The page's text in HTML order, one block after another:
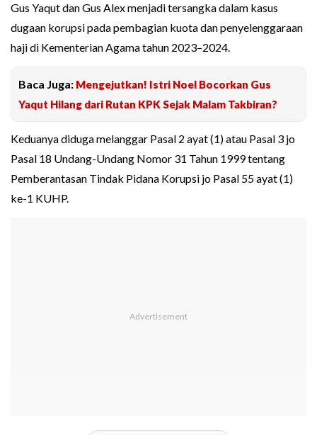
Gus Yaqut dan Gus Alex menjadi tersangka dalam kasus
dugaan korupsi pada pembagian kuota dan penyelenggaraan
haji di Kementerian Agama tahun 2023–2024.
Baca Juga: Mengejutkan! Istri Noel Bocorkan Gus
Yaqut Hilang dari Rutan KPK Sejak Malam Takbiran?
Keduanya diduga melanggar Pasal 2 ayat (1) atau Pasal 3 jo
Pasal 18 Undang-Undang Nomor 31 Tahun 1999 tentang
Pemberantasan Tindak Pidana Korupsi jo Pasal 55 ayat (1)
ke-1 KUHP.